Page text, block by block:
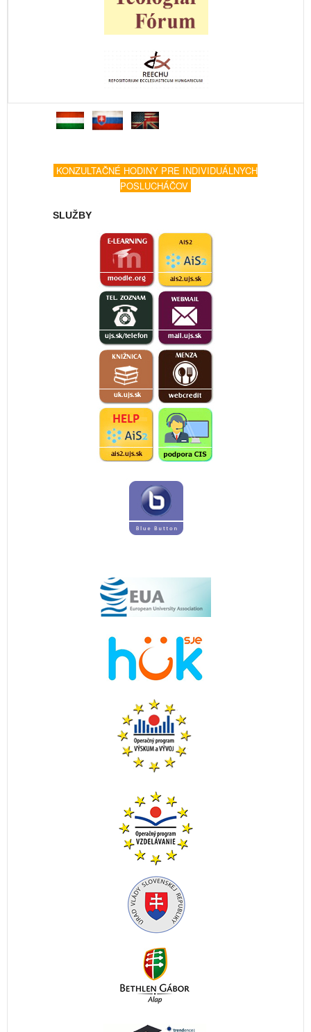
KONZULTAČNÉ HODINY PRE INDIVIDUÁLNYCH
POSLUCHÁČOV
SLUŽBY